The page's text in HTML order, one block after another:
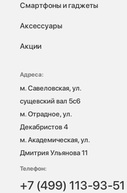
Смартфоны и гаджеты
Аксессуары
Акции
Адреса:
м. Савеловская, ул.
сущевский вал 5с6
м. Отрадное, ул.
Декабристов 4
м. Академическая, ул.
Дмитрия Ульянова 11
Телефон:
+7 (499) 113-93-51